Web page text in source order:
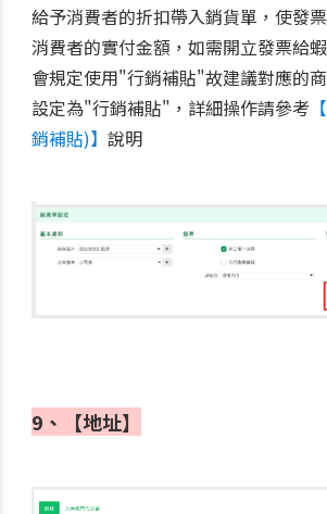
給予消費者的折扣帶入銷貨單，使發
消費者的實付金額，如需開立發票給
會規定使用"行銷補貼"故建議對應的
設定為"行銷補貼"，詳細操作請參考
銷補貼)】 說明
9、【地址】